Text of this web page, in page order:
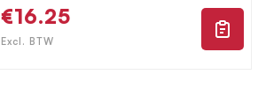
Normale
prijs
€16.25
Excl. BTW